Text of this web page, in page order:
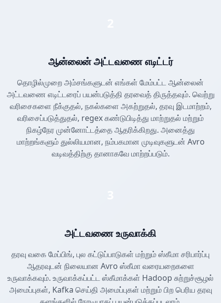
ஆன்லைன் அட்டவணை எடிட்டர்
தொழில்முறை அம்சங்களுடன் எங்கள் மேம்பட்ட ஆன்லைன்
அட்டவணை எடிட்டரைப் பயன்படுத்தி தரவைத் திருத்தவும். வெற்று
வரிசைகளை நீக்குதல், நகல்களை அகற்றுதல், தரவு இடமாற்றம்,
வரிசைப்படுத்துதல், regex கண்டுபிடித்து மாற்றுதல் மற்றும்
நிகழ்நேர முன்னோட்டத்தை ஆதரிக்கிறது. அனைத்து
மாற்றங்களும் துல்லியமான, நம்பகமான முடிவுகளுடன் Avro
வடிவத்திற்கு தானாகவே மாற்றப்படும்.
அட்டவணை உருவாக்கி
தரவு வகை மேப்பிங், புல கட்டுப்பாடுகள் மற்றும் ஸ்கீமா சரிபார்ப்பு
ஆதரவுடன் நிலையான Avro ஸ்கீமா வரையறைகளை
உருவாக்கவும். உருவாக்கப்பட்ட ஸ்கீமாக்கள் Hadoop சுற்றுச்சூழல்
அமைப்புகள், Kafka செய்தி அமைப்புகள் மற்றும் பிற பெரிய தரவு